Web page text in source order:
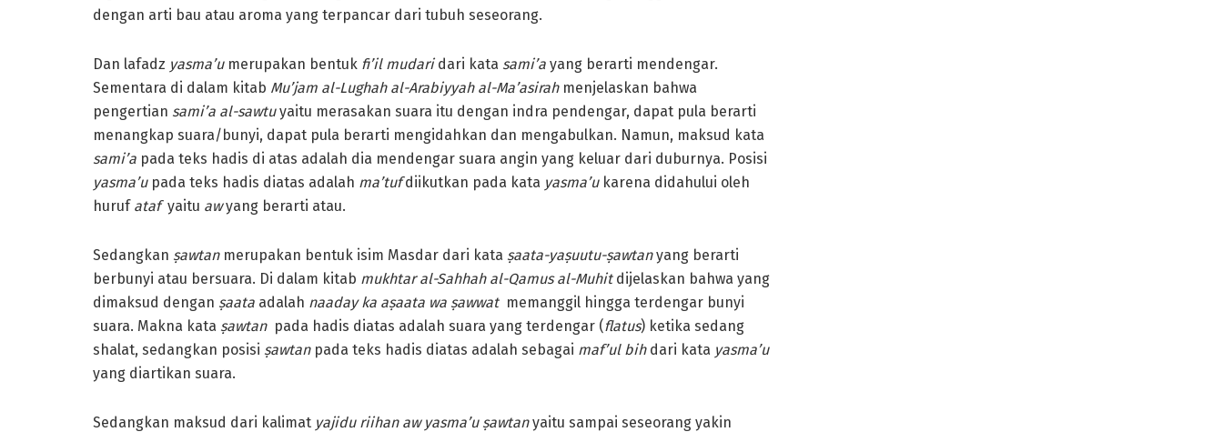
dengan arti bau atau aroma yang terpancar dari tubuh seseorang.
Dan lafadz yasma’u merupakan bentuk fi’il mudaridari kata sami’a yang berarti mendengar.
Sementara di dalam kitab Mu’jam al-Lughah al-Arabiyyah al-Ma’asirah menjelaskan bahwa
pengertian sami’a al-sawtuyaitu merasakan suara itu dengan indra pendengar, dapat pula berarti
menangkap suara/bunyi, dapat pula berarti mengidahkan dan mengabulkan. Namun, maksud kata
sami’a pada teks hadis di atas adalah dia mendengar suara angin yang keluar dari duburnya. Posisi
yasma’upada teks hadis diatas adalah ma’tufdiikutkan pada kata yasma’ukarena didahului oleh
huruf ataf yaitu awyang berarti atau.
Sedangkan ṣawtanmerupakan bentuk isim Masdar dari kata ṣaata-yaṣuutu-ṣawtanyang berarti
berbunyi atau bersuara. Di dalam kitab mukhtar al-Sahhah al-Qamus al-Muhit dijelaskan bahwa yang
dimaksud dengan ṣaata adalah naaday ka aṣaata wa ṣawwat memanggil hingga terdengar bunyi
suara. Makna kata ṣawtan pada hadis diatas adalah suara yang terdengar (flatus) ketika sedang
shalat, sedangkan posisi ṣawtanpada teks hadis diatas adalah sebagai maf’ul bihdari kata yasma’u
yang diartikan suara.
Sedangkan maksud dari kalimat yajidu riihan aw yasma’u ṣawtanyaitu sampai seseorang yakin